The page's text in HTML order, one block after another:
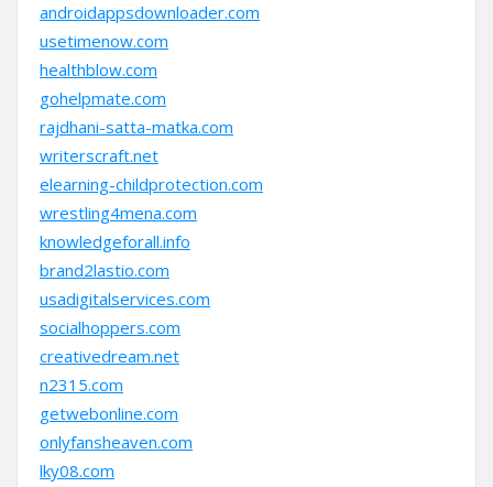
androidappsdownloader.com
usetimenow.com
healthblow.com
gohelpmate.com
rajdhani-satta-matka.com
writerscraft.net
elearning-childprotection.com
wrestling4mena.com
knowledgeforall.info
brand2lastio.com
usadigitalservices.com
socialhoppers.com
creativedream.net
n2315.com
getwebonline.com
onlyfansheaven.com
lky08.com